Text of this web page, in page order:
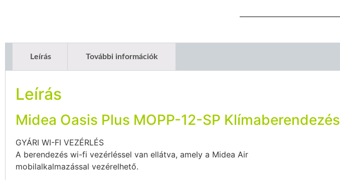
Leírás További információk
Leírás
Midea Oasis Plus MOPP-12-SP Klímaberendezés
GYÁRI WI-FI VEZÉRLÉS
A berendezés wi-fi vezérléssel van ellátva, amely a Midea Air
mobilalkalmazással vezérelhető.